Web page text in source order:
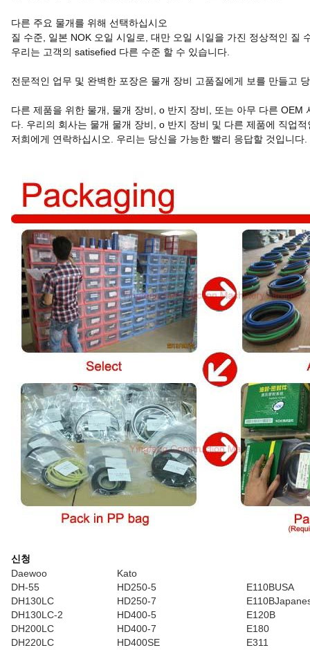
다른 주요 물개를 위해 선택하십시오
질 수준, 일본 NOK 오일 시일로, 대만 오일 시일을 가진 정상적인 질
우리는 고객의 satisefied 다른 수준 할 수 있습니다.
전문적인 업무 및 완벽한 포장은 물개 장비 고품질에게 보를 만들고
다른 제품을 위한 물개, 물개 장비, o 반지 장비, 또는 아무 다른
다. 우리의 회사는 물개 물개 장비, o 반지 장비 및 다른 제품에 직업
저희에게 연락하십시오. 우리는 당신을 가능한 빨리 응답할 것입니다.
신청
Daewoo
Kato
DH-55
HD250-5
E110BUSA
DH130LC
HD250-7
DH130LC-2
HD400-5
E120B
DH200LC
HD400-7
E180
DH220LC
HD400SE
E311